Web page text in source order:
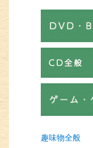
趣味物全般